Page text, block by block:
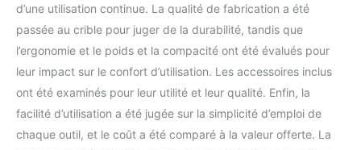
d’une utilisation continue. La qualité de fabrication a été
passée au crible pour juger de la durabilité, tandis que
l’ergonomie et le poids et la compacité ont été évalués pour
leur impact sur le confort d’utilisation. Les accessoires inclus
ont été examinés pour leur utilité et leur qualité. Enfin, la
facilité d’utilisation a été jugée sur la simplicité d’emploi de
chaque outil, et le coût a été comparé à la valeur offerte. La